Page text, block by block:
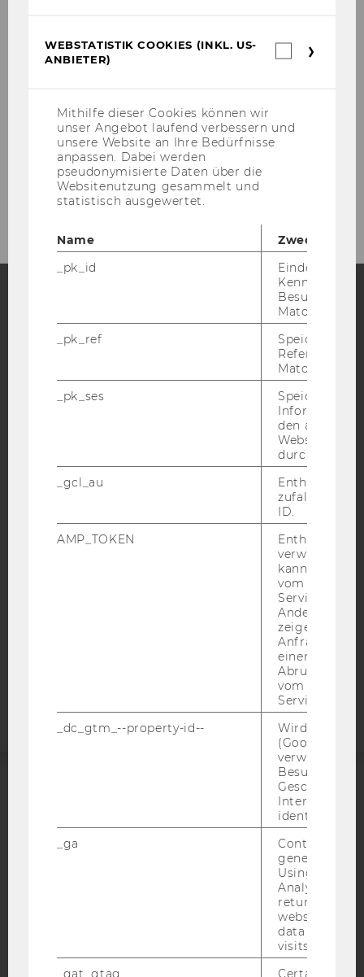
Ralf M. Tatto
Stefan Wallner
Jürgen Willems
Susanne Zach
FacebookInstagramBlog
YouTube NewsletterBluesky
BARRIEREFREIHEITSERKLÄRUNG WEBSEITE
DATENSCHUTZERKLÄRUNG
DATENSCHUTZERKLÄRUNG SOCIAL MEDIA
STUDIENBEWERBER*INNEN UND STUDIERENDE
Barrierefreiheitserklärung
EQUIS AACSB
WEBSTATISTIK COOKIES (INKL. US-
ANBIETER)
Mithilfe dieser Cookies können wir
unser Angebot laufend verbessern und
unsere Website an Ihre Bedürfnisse
anpassen. Dabei werden
pseudonymisierte Daten über die
Websitenutzung gesammelt und
statistisch ausgewertet.
Name
Zweck
_pk_id
Eindeutige
Besuchers
Matomo.
_pk_ref
Speicherung
Referrers
Matomo.
_pk_ses
Speicherung
den aktuellen
durch
_gcl_au
Enthält eine
ID.
AMP_TOKEN
Enthält ein
verwendet
kann, um
vom AMP-
Service
Andere
zeigen Opt-
Anfrage im
einen Fehler
Abrufen
vom AMP
Service an.
_dc_gtm_--property-id--
Wird von
(Google Tag
verwendet,
Besucher
Geschlecht
Interessen zu
identifizieren.
_ga
Contains a
generated
Using this
Analytics can
returning
website and
data from
visits.
_gat_gtag
Certain data